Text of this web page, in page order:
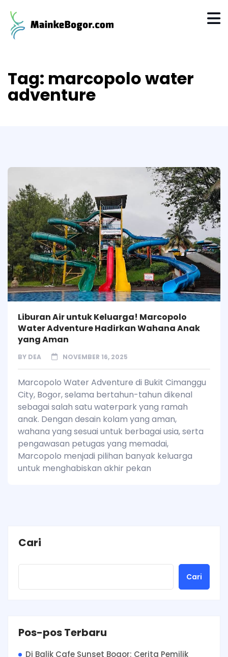
Tag: marcopolo water
adventure
Liburan Air untuk Keluarga! Marcopolo
Water Adventure Hadirkan Wahana Anak
yang Aman
BY DEA NOVEMBER 16, 2025
Marcopolo Water Adventure di Bukit Cimanggu
City, Bogor, selama bertahun-tahun dikenal
sebagai salah satu waterpark yang ramah
anak. Dengan desain kolam yang aman,
wahana yang sesuai untuk berbagai usia, serta
pengawasan petugas yang memadai,
Marcopolo menjadi pilihan banyak keluarga
untuk menghabiskan akhir pekan
Cari
Cari
Pos-pos Terbaru
Di Balik Cafe Sunset Bogor: Cerita Pemilik